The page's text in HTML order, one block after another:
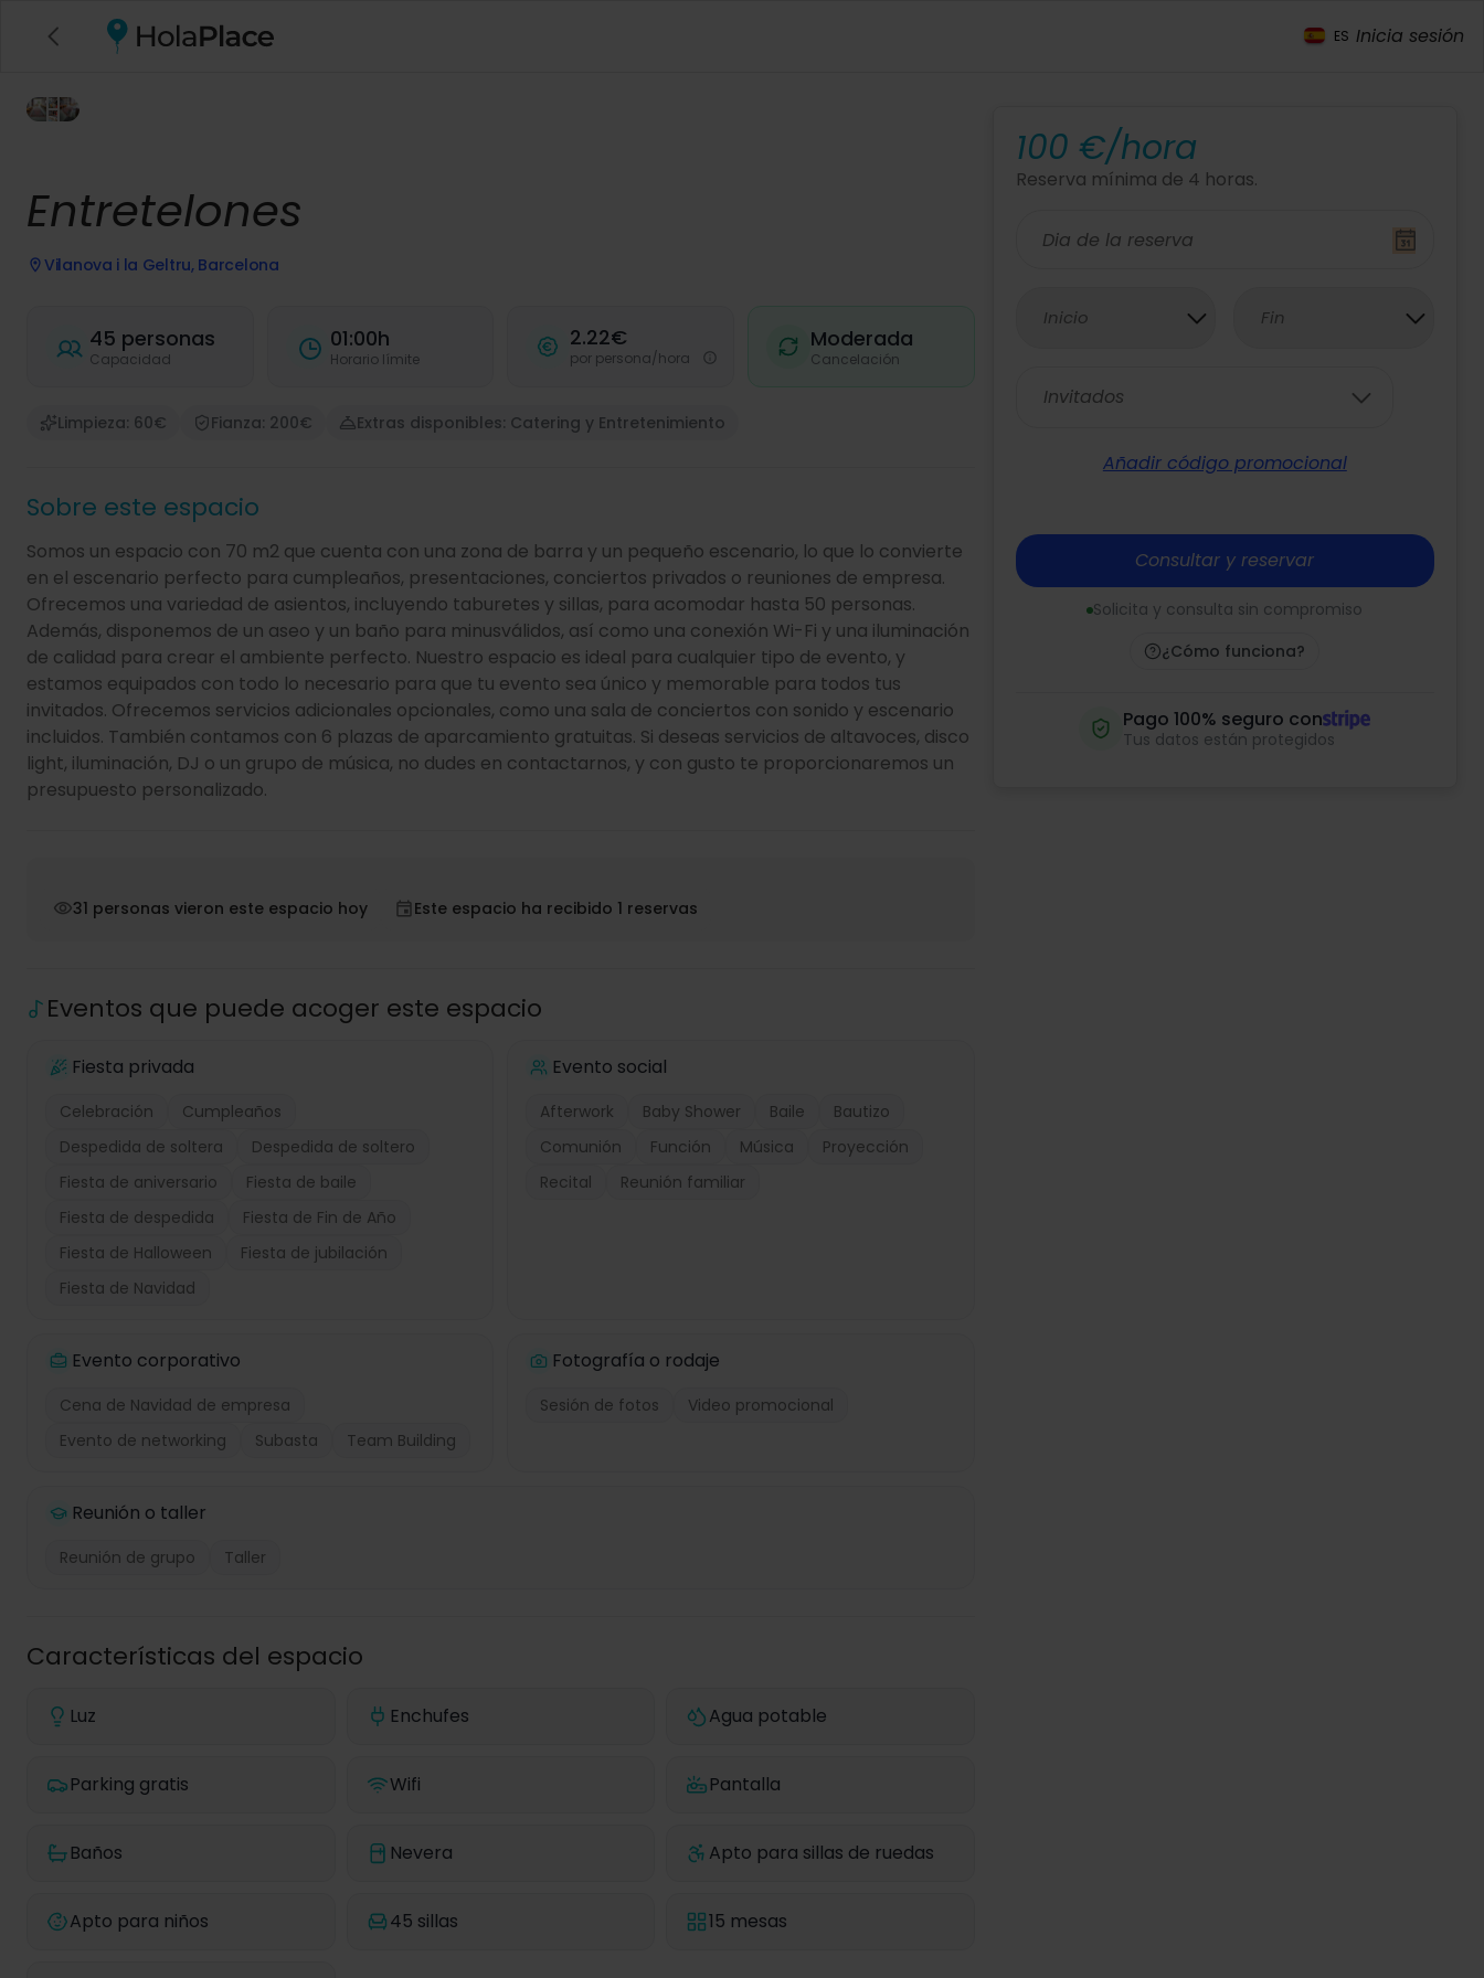
ES Inicia sesión
Entretelones
Vilanova i la Geltru, Barcelona
45 personas
Capacidad
01:00h
Horario límite
2.22€
por persona/hora
Moderada
Cancelación
Limpieza: 60€ Fianza: 200€ Extras disponibles: Catering y Entretenimiento
Sobre este espacio
Somos un espacio con 70 m2 que cuenta con una zona de barra y un pequeño escenario, lo que lo convierte
en el escenario perfecto para cumpleaños, presentaciones, conciertos privados o reuniones de empresa.
Ofrecemos una variedad de asientos, incluyendo taburetes y sillas, para acomodar hasta 50 personas.
Además, disponemos de un aseo y un baño para minusválidos, así como una conexión Wi-Fi y una iluminación
de calidad para crear el ambiente perfecto. Nuestro espacio es ideal para cualquier tipo de evento, y
estamos equipados con todo lo necesario para que tu evento sea único y memorable para todos tus
invitados. Ofrecemos servicios adicionales opcionales, como una sala de conciertos con sonido y escenario
incluidos. También contamos con 6 plazas de aparcamiento gratuitas. Si deseas servicios de altavoces, disco
light, iluminación, DJ o un grupo de música, no dudes en contactarnos, y con gusto te proporcionaremos un
presupuesto personalizado.
31 personas vieron este espacio hoy Este espacio ha recibido 1 reservas
Eventos que puede acoger este espacio
Fiesta privada
Celebración
Cumpleaños
Despedida de soltera
Despedida de soltero
Fiesta de aniversario
Fiesta de baile
Fiesta de despedida
Fiesta de Fin de Año
Fiesta de Halloween
Fiesta de jubilación
Fiesta de Navidad
Evento social
Afterwork Baby Shower Baile
Bautizo
Comunión
Función Música
Proyección
Recital
Reunión familiar
Evento corporativo
Cena de Navidad de empresa
Evento de networking
Subasta Team Building
Fotografía o rodaje
Sesión de fotos Video promocional
Reunión o taller
Reunión de grupo Taller
Características del espacio
Luz Enchufes Agua potable
Parking gratis Wifi Pantalla
Baños Nevera Apto para sillas de ruedas
Apto para niños 45 sillas 15 mesas
100 €/hora
Reserva mínima de 4 horas.
Inicio Fin
Invitados
Añadir código promocional
Consultar y reservar
Solicita y consulta sin compromiso
¿Cómo funciona?
Pago 100% seguro con
Tus datos están protegidos